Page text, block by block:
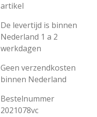
artikel
De levertijd is binnen
Nederland 1 a 2
werkdagen
Geen verzendkosten
binnen Nederland
Bestelnummer
2021078vc